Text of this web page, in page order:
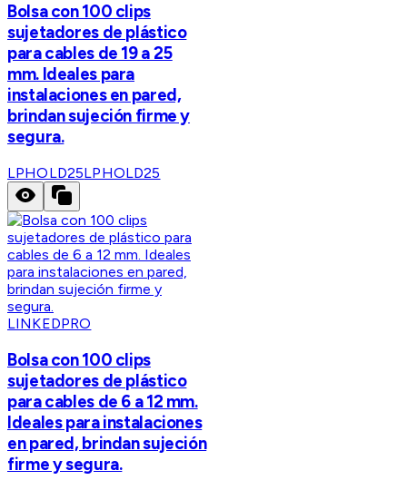
Bolsa con 100 clips
sujetadores de plástico
para cables de 19 a 25
mm. Ideales para
instalaciones en pared,
brindan sujeción firme y
segura.
LPHOLD25LPHOLD25
LINKEDPRO
Bolsa con 100 clips
sujetadores de plástico
para cables de 6 a 12 mm.
Ideales para instalaciones
en pared, brindan sujeción
firme y segura.